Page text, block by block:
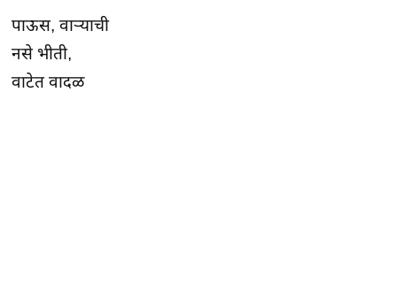
पाऊस, वाऱ्याची
नसे भीती,
वाटेत वादळ